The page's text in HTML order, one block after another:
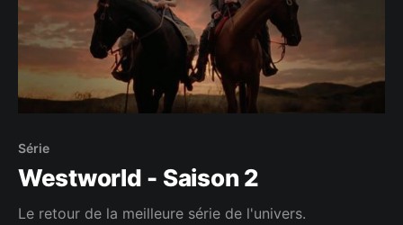
Série
Westworld - Saison 2
Le retour de la meilleure série de l'univers.